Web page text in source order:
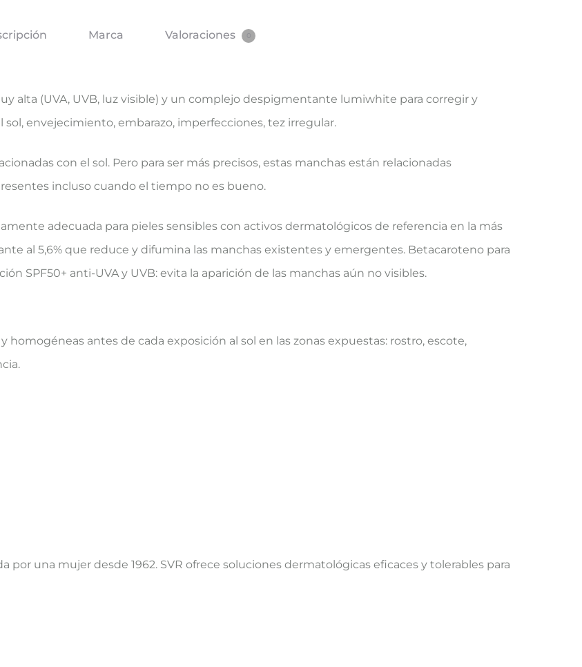
Marca Valoraciones
alta (UVA, UVB, luz visible) y un complejo despigmentante lumiwhite para corregir y
envejecimiento, embarazo, imperfecciones, tez irregular.
con el sol. Pero para ser más precisos, estas manchas están relacionadas
incluso cuando el tiempo no es bueno.
adecuada para pieles sensibles con activos dermatológicos de referencia en la más
al 5,6% que reduce y difumina las manchas existentes y emergentes. Betacaroteno para
SPF50+ anti-UVA y UVB: evita la aparición de las manchas aún no visibles.
antes de cada exposición al sol en las zonas expuestas: rostro, escote,
por una mujer desde 1962. SVR ofrece soluciones dermatológicas eficaces y tolerables para